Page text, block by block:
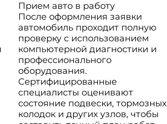
Прием авто в работу
После оформления заявки
автомобиль проходит полную
проверку с использованием
компьютерной диагностики и
профессионального
оборудования.
Сертифицированные
специалисты оценивают
состояние подвески, тормозных
колодок и других узлов, чтобы